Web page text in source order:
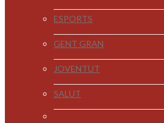
ESPORTS
GENT GRAN
JOVENTUT
SALUT